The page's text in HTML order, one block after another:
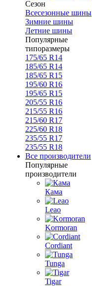
Сезон
Всесезонные шины
Зимние шины
Летние шины
Популярные
типоразмеры
175/65 R14
185/65 R14
185/65 R15
195/60 R16
195/65 R15
205/55 R16
215/55 R16
215/60 R17
225/60 R18
235/55 R17
235/55 R18
Все производители
Популярные
производители
Кама
Leao
Kormoran
Cordiant
Tunga
Tigar